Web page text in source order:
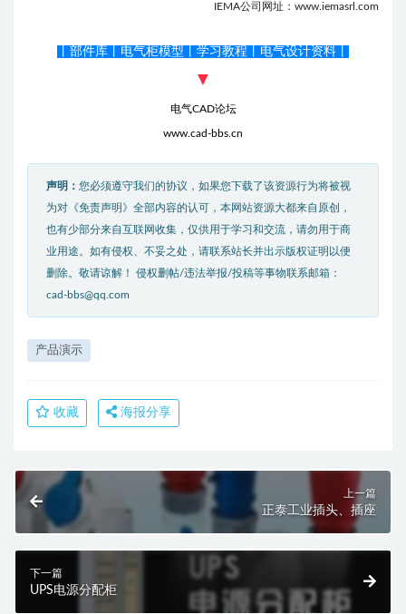
IEMA公司网址：www.iemasrl.com
丨部件库丨电气柜模型丨学习教程丨电气设计资料丨
▼
电气CAD论坛
www.cad-bbs.cn
声明： 您必须遵守我们的协议，如果您下载了该资源行为将被视
为对《免责声明》全部内容的认可，本网站资源大都来自原创，
也有少部分来自互联网收集，仅供用于学习和交流，请勿用于商
业用途。如有侵权、不妥之处，请联系站长并出示版权证明以便
删除。敬请谅解！ 侵权删帖/违法举报/投稿等事物联系邮箱：
cad-bbs@qq.com
产品演示
收藏 海报分享
上一篇
正泰工业插头、插座
下一篇
UPS电源分配柜